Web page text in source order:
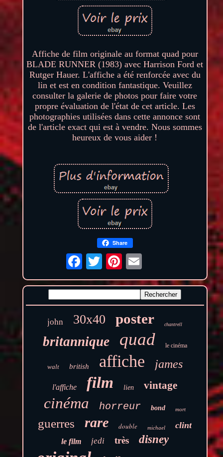
Affiche de film originale au format quad pour
BLADE RUNNER (1983) avec Harrison Ford et
Rutger Hauer. L'affiche a été renforcée avec du
lin et est en condition fantastique. Veuillez
consulter la galerie de photos pour faire votre
propre évaluation de l'état de cet article. Les
photographies utilisées dans cette annonce sont
de l'article exact qui est à vendre. Nous sommes
heureux de vous aider !
Share
john 30x40 poster chantrell
britannique quad le cinéma
walt british affiche james
l'affiche film lien vintage
cinéma horreur bond mort
guerres rare double michael clint
le film jedi très disney